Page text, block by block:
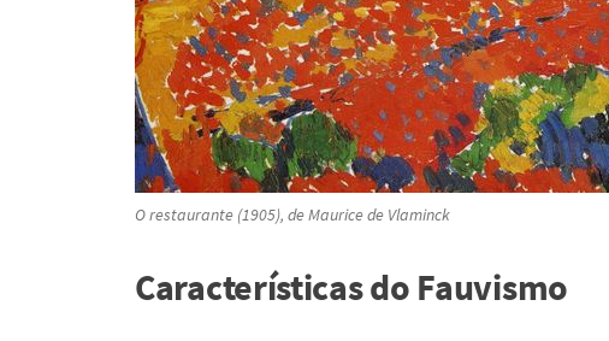
O restaurante (1905), de Maurice de Vlaminck
Características do Fauvismo